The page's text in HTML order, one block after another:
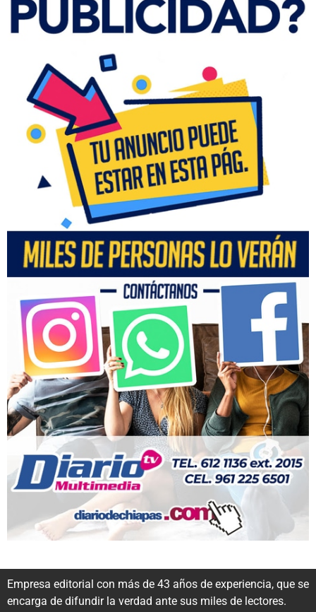
Empresa editorial con más de 43 años de experiencia, que se
encarga de difundir la verdad ante sus miles de lectores.